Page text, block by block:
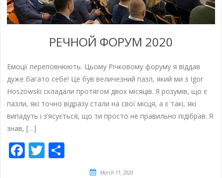
РЕЧНОЙ ФОРУМ 2020
Емоції переповнюють. Цьому Річковому форуму я віддав
дуже багато себе! Це був величезний пазл, який ми з Igor
Hoszowski складали протягом двох місяців. Я розумів, що є
пазли, які точно відразу стали на свої місця, а є такі, які
випадуть і з’ясується, що ти просто не правильно підібрав. Я
знав, […]
Facebook
Twitter
March 11, 2020